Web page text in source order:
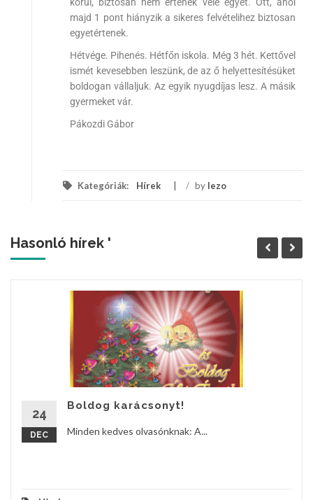
majd 1 pont hiányzik a sikeres felvételihez biztosan
egyetértenek.
Hétvége. Pihenés. Hétfőn iskola. Még 3 hét. Kettővel
ismét kevesebben leszünk, de az ő helyettesítésüket
boldogan vállaljuk. Az egyik nyugdíjas lesz. A másik
gyermeket vár.
Pákozdi Gábor
Kategóriák: Hírek / by lezo
Hasonló hírek '
24
DEC
Boldog karácsonyt!
Minden kedves olvasónknak: A...